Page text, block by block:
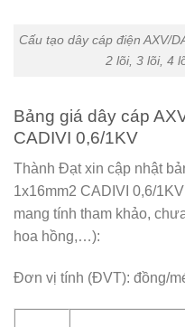
Cấu tạo dây cáp điện AXV/
2 lõi, 3 lõi, 4
Bảng giá dây cáp
CADIVI 0,6/1KV
Thành Đạt xin cập nhật
1x16mm2 CADIVI 0,6/
mang tính tham khảo,
hoa hồng,…):
Đơn vị tính (ĐVT): đồng/